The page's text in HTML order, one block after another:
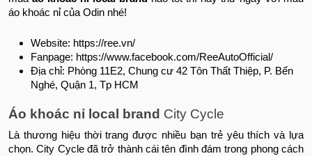
áo khoác nỉ của Odin nhé!
Website: https://ree.vn/
Fanpage: https://www.facebook.com/ReeAutoOfficial/
Địa chỉ: Phòng 11E2, Chung cư 42 Tôn Thất Thiệp, P. Bến
Nghé, Quận 1, Tp HCM
Áo khoác nỉ local brand City Cycle
Là thương hiệu thời trang được nhiều bạn trẻ yêu thích và lựa
chọn. City Cycle đã trở thành cái tên đình đám trong phong cách